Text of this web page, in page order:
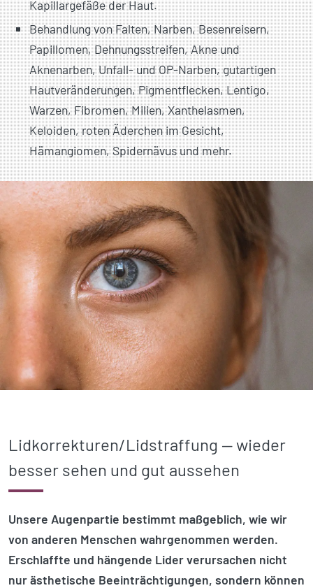
Kapillargefäße der Haut.
Behandlung von Falten, Narben, Besen­reisern,
Papillomen, Dehnungs­streifen, Akne und
Aknenarben, Unfall- und OP-Narben, gutartigen
Hautveränderungen, Pigmentflecken, Lentigo,
Warzen, Fibromen, Milien, Xanthelasmen,
Keloiden, roten Äderchen im Gesicht,
Hämangiomen, Spidernävus und mehr.
Lidkorrekturen/Lidstraffung — wieder
besser sehen und gut aussehen
Unsere Augenpartie bestimmt maßgeblich, wie wir
von anderen Menschen wahr­genommen werden.
Erschlaffte und hängende Lider verursachen nicht
nur ästhetische Beeinträchtigungen, sondern können